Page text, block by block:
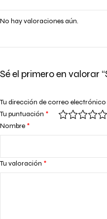
No hay valoraciones aún.
Sé el primero en valorar
Tu dirección de correo electrónico
Tu puntuación *
Tu valoración *
Nombre *